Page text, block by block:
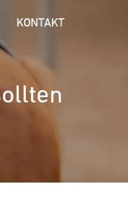
KONTAKT